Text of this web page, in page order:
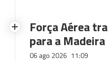
Força Aérea
para a Madeira
06 ago 2026 11:09